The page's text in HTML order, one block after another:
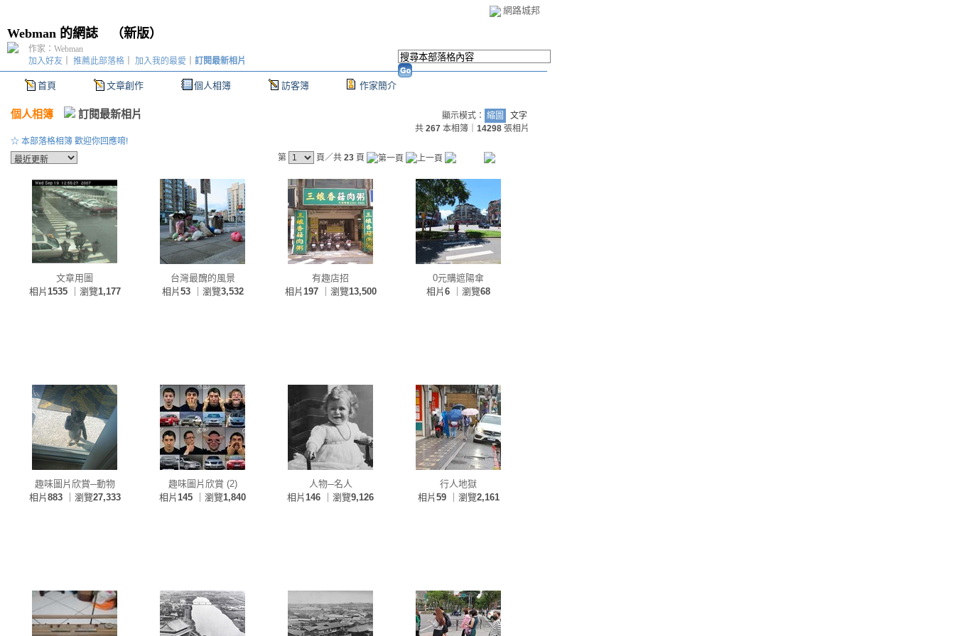
網路城邦
Webman 的網誌 （新版）
首頁 文章創作 個人相簿 訪客簿 作家簡介
加入好友 推薦此部落格 加入我的最愛 訂閱最新相片
作家：Webman
個人相簿 訂閱最新相片 顯示模式： 縮圖
文字
共 267 本相簿｜ 14298 張相片
☆ 本部落格相簿 歡迎你回應唷!
第
頁／共 23 頁
文章用圖
相片 1535｜瀏覽1,177
台灣最醜的風景
相片 53｜瀏覽3,532
有趣店招
相片 197｜瀏覽13,500
0元購遮陽傘
相片 6 ｜瀏覽68
趣味圖片欣賞─動物
相片 883｜瀏覽27,333
趣味圖片欣賞 (2)
相片 145 ｜瀏覽1,840
人物─名人
相片 146 ｜瀏覽9,126
行人地獄
相片 59｜瀏覽2,161